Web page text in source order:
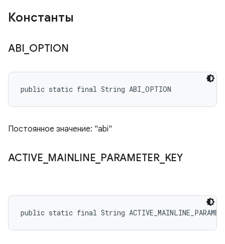
Константы
ABI OPTION
public static final String ABI_OPTION
Постоянное значение: "abi"
ACTIVE MAINLINE PARAMETER_ KEY
public static final String